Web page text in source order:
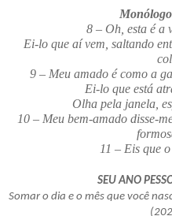
8 – Oh, esta é a
Ei-lo que aí vem, saltando
9 – Meu amado é como a
Ei-lo que está
Olha pela janela,
10 – Meu bem-amado disse-
11 – Eis que
SEU ANO
Somar o dia e o mês que você